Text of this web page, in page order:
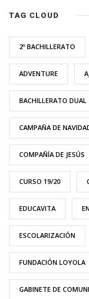
TAG CLOUD
2º BACHILLERATO
ADVENTURE
BACHILLERATO DUAL
CAMPAÑA DE
COMPAÑÍA DE JESÚS
CURSO 19/20
EDUCAVITA
ESCOLARIZACIÓN
FUNDACIÓN LOYOLA
GABINETE DE